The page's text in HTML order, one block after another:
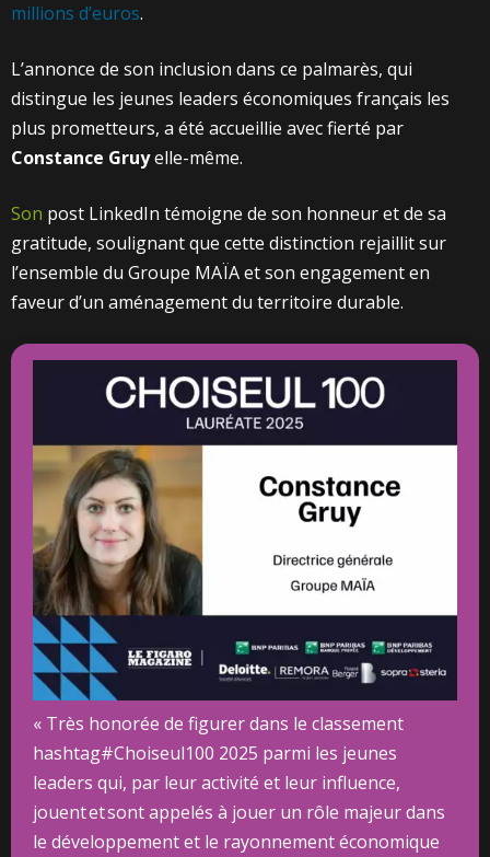
millions d’euros.
L’annonce de son inclusion dans ce palmarès, qui
distingue les jeunes leaders économiques français les
plus prometteurs, a été accueillie avec fierté par
Constance Gruyelle-même.
Son post LinkedIn témoigne de son honneur et de sa
gratitude, soulignant que cette distinction rejaillit sur
l’ensemble du Groupe MAÏA et son engagement en
faveur d’un aménagement du territoire durable.
« Très honorée de figurer dans le classement
hashtag#Choiseul100 2025 parmi les jeunes
leaders qui, par leur activité et leur influence,
jouent et sont appelés à jouer un rôle majeur dans
le développement et le rayonnement économique